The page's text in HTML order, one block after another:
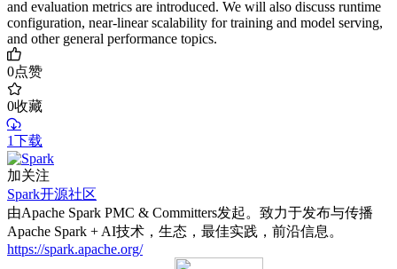
and evaluation metrics are introduced. We will also discuss runtime
configuration, near-linear scalability for training and model serving,
and other general performance topics.
0点赞
0收藏
1下载
加关注
Spark开源社区
由Apache Spark PMC & Committers发起。致力于发布与传播
Apache Spark + AI技术，生态，最佳实践，前沿信息。
https://spark.apache.org/